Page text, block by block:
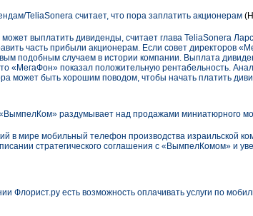
TeliaSonera считает, что пора заплатить акционерам
выплатить дивиденды, считает глава TeliaSonerа
часть прибыли акционерам. Если совет директоров
подобным случаем в истории компании. Выплата
«МегаФон» показал положительную рентабельность.
может быть хорошим поводом, чтобы начать платить
раздумывает над продажами миниатюрного
в мире мобильный телефон производства израильской
стратегического соглашения с «ВымпелКомом» и
Флорист.ру есть возможность оплачивать услуги по